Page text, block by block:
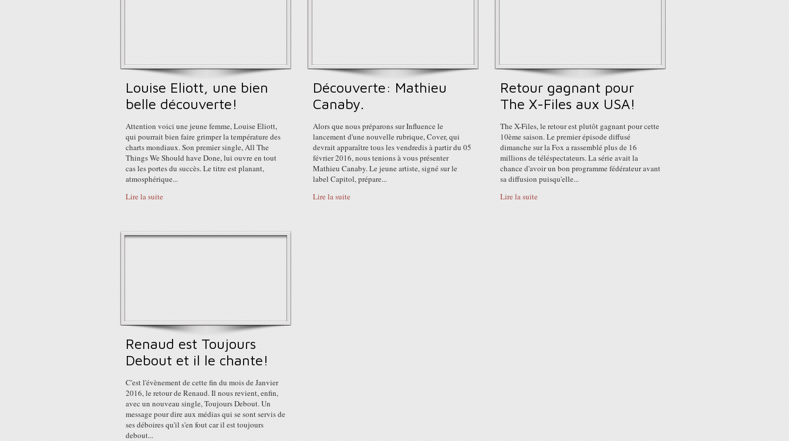
Louise Eliott, une bien
belle découverte!
Attention voici une jeune femme, Louise Eliott,
qui pourrait bien faire grimper la température des
charts mondiaux. Son premier single, All The
Things We Should have Done, lui ouvre en tout
cas les portes du succès. Le titre est planant,
atmosphérique...
Lire la suite
Découverte: Mathieu
Canaby.
Alors que nous préparons sur Influence le
lancement d'une nouvelle rubrique, Cover, qui
devrait apparaître tous les vendredis à partir du 05
février 2016, nous tenions à vous présenter
Mathieu Canaby. Le jeune artiste, signé sur le
label Capitol, prépare...
Lire la suite
Retour gagnant pour
The X-Files aux USA!
The X-Files, le retour est plutôt gagnant pour cette
10ème saison. Le premier épisode diffusé
dimanche sur la Fox a rassemblé plus de 16
millions de téléspectateurs. La série avait la
chance d'avoir un bon programme fédérateur avant
sa diffusion puisqu'elle...
Lire la suite
Renaud est Toujours
Debout et il le chante!
C'est l'évènement de cette fin du mois de Janvier
2016, le retour de Renaud. Il nous revient, enfin,
avec un nouveau single, Toujours Debout. Un
message pour dire aux médias qui se sont servis de
ses déboires qu'il s'en fout car il est toujours
debout...